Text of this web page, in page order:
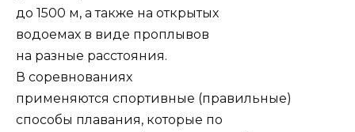
до 1500 м, а также на открытых
водоемах в виде проплывов
на разные расстояния.
В соревнованиях
применяются спортивные (правильные)
способы плавания, которые по